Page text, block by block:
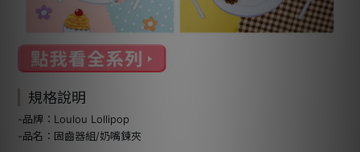
規格說明
-品牌：Loulou Lollipop
-品名：固齒器組/奶嘴鍊夾